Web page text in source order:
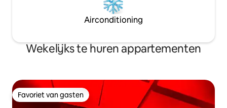
Airconditioning
Wekelijks te huren appartementen
Favoriet van gasten
Favoriet van gasten